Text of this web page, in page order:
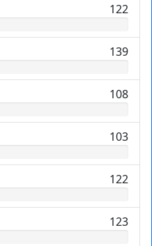
122
139
108
103
122
123